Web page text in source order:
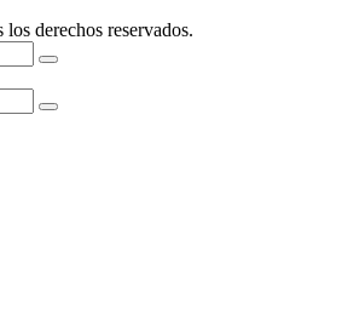
derechos reservados.